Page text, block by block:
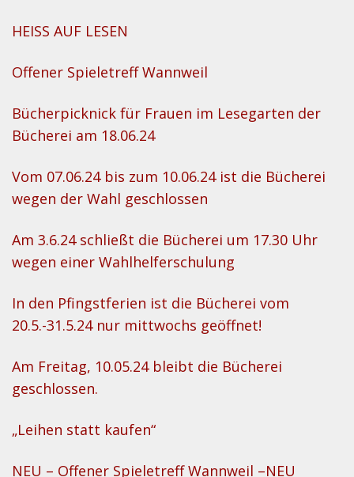
HEISS AUF LESEN
Offener Spieletreff Wannweil
Bücherpicknick für Frauen im Lesegarten der
Bücherei am 18.06.24
Vom 07.06.24 bis zum 10.06.24 ist die Bücherei
wegen der Wahl geschlossen
Am 3.6.24 schließt die Bücherei um 17.30 Uhr
wegen einer Wahlhelferschulung
In den Pfingstferien ist die Bücherei vom
20.5.-31.5.24 nur mittwochs geöffnet!
Am Freitag, 10.05.24 bleibt die Bücherei
geschlossen.
„Leihen statt kaufen“
NEU – Offener Spieletreff Wannweil –NEU